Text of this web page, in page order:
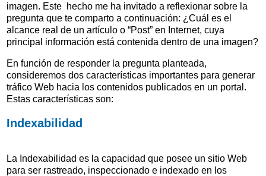
imagen. Este hecho me ha invitado a reflexionar sobre la
pregunta que te comparto a continuación: ¿Cuál es el
alcance real de un artículo o “Post” en Internet, cuya
principal información está contenida dentro de una imagen?
En función de responder la pregunta planteada,
consideremos dos características importantes para generar
tráfico Web hacia los contenidos publicados en un portal.
Estas características son:
Indexabilidad
La Indexabilidad es la capacidad que posee un sitio Web
para ser rastreado, inspeccionado e indexado en los